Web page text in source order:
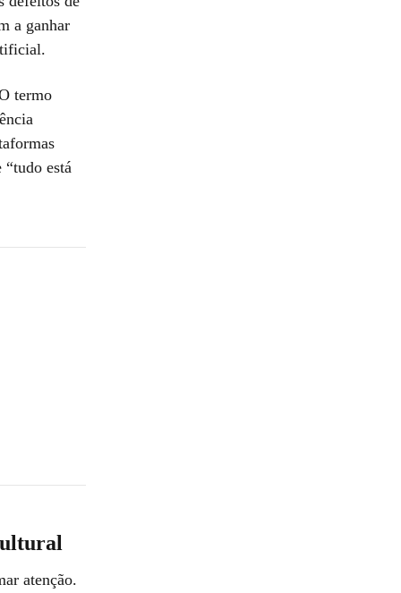
a ganhar
termo
está
atenção.